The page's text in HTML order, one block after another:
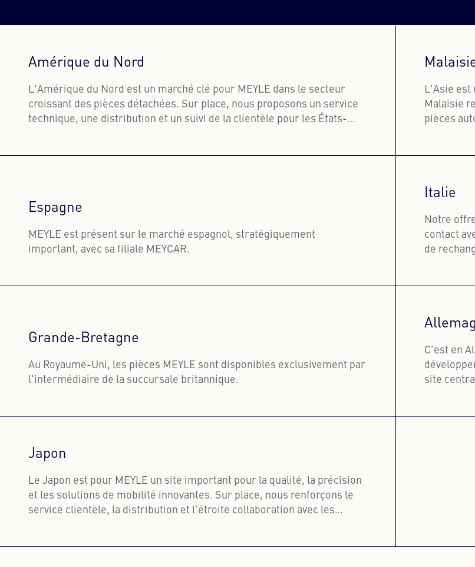
Amérique du Nord
L'Amérique du Nord est un marché clé pour MEYLE dans le secteur
croissant des pièces détachées. Sur place, nous proposons un service
technique, une distribution et un suivi de la clientèle pour les États-
L'Asie est
Malaisie
pièces
Espagne
MEYLE est présent sur le marché espagnol, stratégiquement
important, avec sa filiale MEYCAR.
Italie
Notre
contact
de
Grande-Bretagne
Au Royaume-Uni, les pièces MEYLE sont disponibles exclusivement par
l'intermédiaire de la succursale britannique.
C'est en
site
Japon
Le Japon est pour MEYLE un site important pour la qualité, la précision
et les solutions de mobilité innovantes. Sur place, nous renforçons le
service clientèle, la distribution et l'étroite collaboration avec les